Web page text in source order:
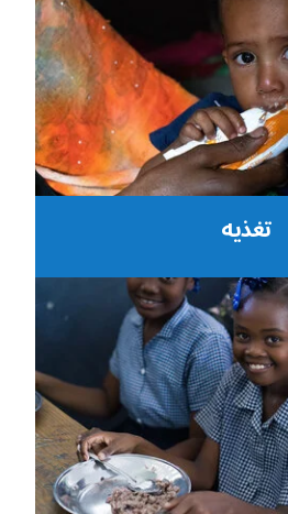
تغذیه